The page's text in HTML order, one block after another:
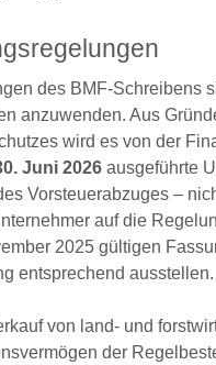
des BMF-Schreibens
anzuwenden. Aus
wird es von der
Juni 2026 ausgeführte
Vorsteuerabzuges –
auf die
2025 gültigen
entsprechend ausstellen.
von land- und
der